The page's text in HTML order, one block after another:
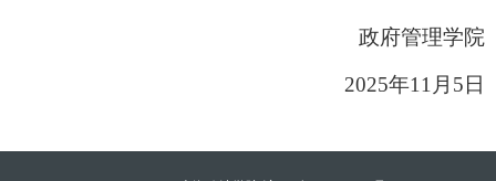
政府管理学院
2025年11月5日